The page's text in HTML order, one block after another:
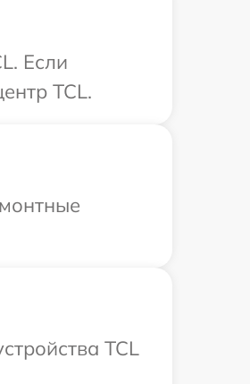
Если
TCL.
TCL